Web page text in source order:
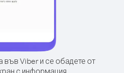
във Viber и се обадете от
с информация